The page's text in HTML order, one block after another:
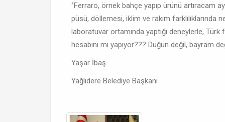
‘’Ferraro, örnek bahçe yapıp ürünü artıracam
püsü, döllemesi, iklim ve rakım farklılıklarında
laboratuvar ortamında yaptığı deneylerle, Türk
hesabını mı yapıyor??? Düğün değil, bayram
Yaşar İbaş
Yağlıdere Belediye Başkanı